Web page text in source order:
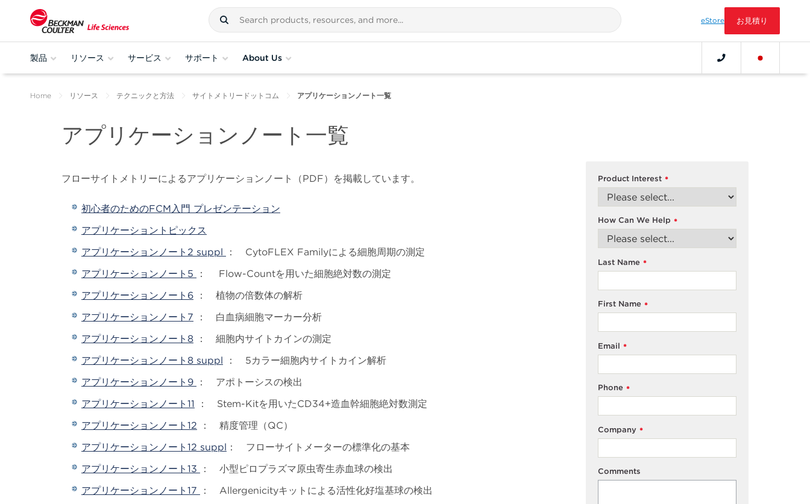
eStore お見積り
製品 リソース サービス サポート About Us
Home リソース テクニックと方法 サイトメトリードットコム アプリケーションノート一覧
アプリケーションノート一覧
フローサイトメトリーによるアプリケーションノート（PDF）を掲載しています。
初心者のためのFCM入門 プレゼンテーション
アプリケーショントピックス
アプリケーションノート2 suppl
： CytoFLEX Familyによる細胞周期の測定
アプリケーションノート5
： Flow-Countを用いた細胞絶対数の測定
アプリケーションノート6 ： 植物の倍数体の解析
アプリケーションノート7 ： 白血病細胞マーカー分析
アプリケーションノート8 ： 細胞内サイトカインの測定
アプリケーションノート8 suppl ： 5カラー細胞内サイトカイン解析
アプリケーションノート9
： アポトーシスの検出
アプリケーションノート11
： Stem-Kitを用いたCD34+造血幹細胞絶対数測定
アプリケーションノート12 ： 精度管理（QC）
アプリケーションノート12 suppl ： フローサイトメーターの標準化の基本
アプリケーションノート13
： 小型ピロプラズマ原虫寄生赤血球の検出
アプリケーションノート17
： Allergenicityキットによる活性化好塩基球の検出
*
Product Interest
*
How Can We Help
*
Last Name
*
First Name
*
Email
*
Phone
*
Company
Comments